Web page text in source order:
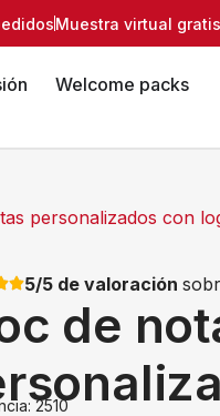
Muestra virtual gratis
Welcome packs
personalizados con
5/5 de valoración
de
2510